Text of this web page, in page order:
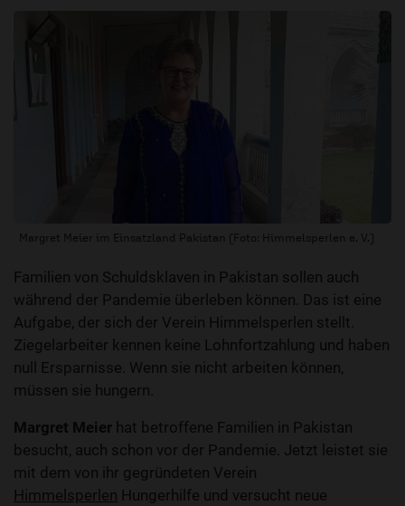
Margret Meier im Einsatzland Pakistan (Foto: Himmelsperlen e. V.)
Familien von Schuldsklaven in Pakistan sollen auch
während der Pandemie überleben können. Das ist eine
Aufgabe, der sich der Verein Himmelsperlen stellt.
Ziegelarbeiter kennen keine Lohnfortzahlung und haben
null Ersparnisse. Wenn sie nicht arbeiten können,
müssen sie hungern.
Margret Meier hat betroffene Familien in Pakistan
besucht, auch schon vor der Pandemie. Jetzt leistet sie
mit dem von ihr gegründeten Verein
Himmelsperlen Hungerhilfe und versucht neue